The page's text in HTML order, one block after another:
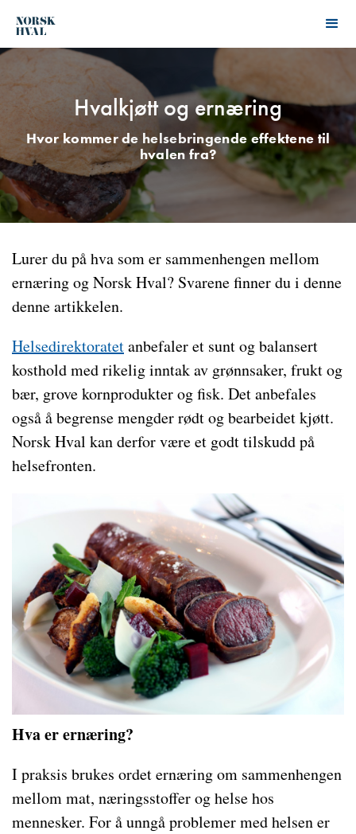
Hvalkjøtt og ernæring
Hvor kommer de helsebringende effektene til
hvalen fra?
Lurer du på hva som er sammenhengen mellom
ernæring og Norsk Hval? Svarene finner du i denne
denne artikkelen.
Helsedirektoratetanbefaler et sunt og balansert
kosthold med rikelig inntak av grønnsaker, frukt og
bær, grove kornprodukter og fisk. Det anbefales
også å begrense mengder rødt og bearbeidet kjøtt.
Norsk Hval kan derfor være et godt tilskudd på
helsefronten.
Hva er ernæring?
I praksis brukes ordet ernæring om sammenhengen
mellom mat, næringsstoffer og helse hos
mennesker. For å unngå problemer med helsen er